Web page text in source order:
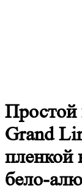
Простой
Grand
пленкой
бело-